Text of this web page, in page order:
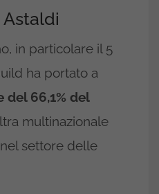
Astaldi
in particolare il 5
ha portato a
del 66,1% del
multinazionale
settore delle